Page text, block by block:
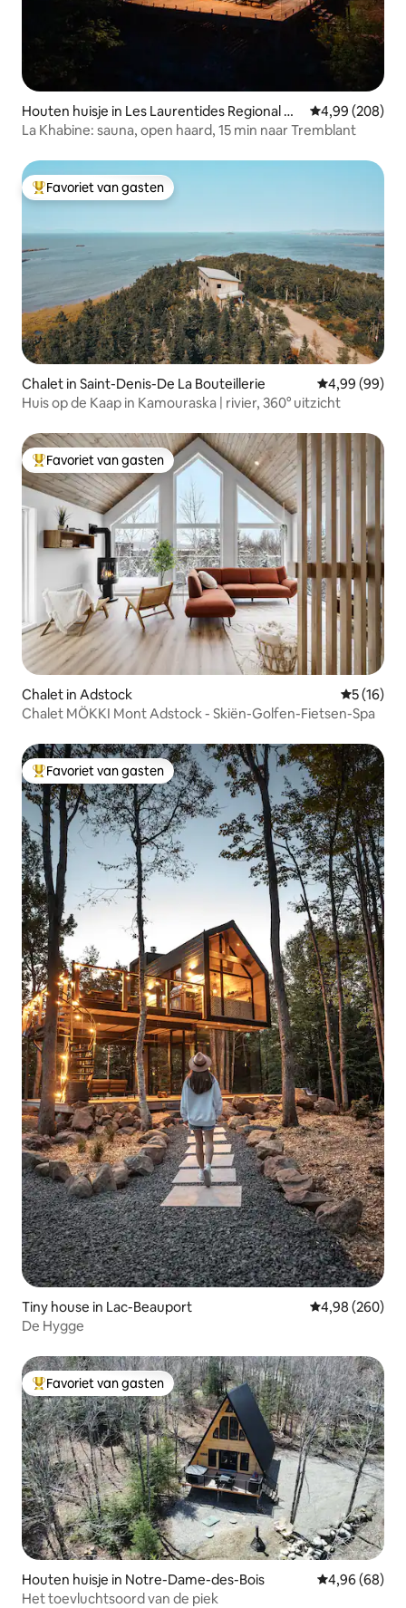
Houten huisje in Les Laurentides Regional Co
unty Municipality
Gemiddelde
4,99 (208)
La Khabine: sauna, open haard, 15 min naar Tremblant
Topfavoriet van gasten
Favoriet van gasten
Chalet in Saint-Denis-De La Bouteillerie Gemiddelde
4,99 (99)
Huis op de Kaap in Kamouraska | rivier, 360° uitzicht
Topfavoriet van gasten
Favoriet van gasten
Chalet in Adstock
5 (16)
Chalet MÖKKI Mont Adstock - Skiën-Golfen-Fietsen-Spa
Topfavoriet van gasten
Favoriet van gasten
Tiny house in Lac-Beauport Gemiddelde
4,98 (260)
De Hygge
Topfavoriet van gasten
Favoriet van gasten
Houten huisje in Notre-Dame-des-Bois Gemiddelde
4,96 (68)
Het toevluchtsoord van de piek